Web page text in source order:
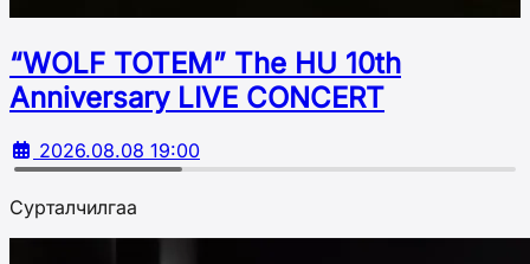
“WOLF TOTEM” The HU 10th
Аnniversary LIVE CONCERT
2026.08.08 19:00
Сурталчилгаа